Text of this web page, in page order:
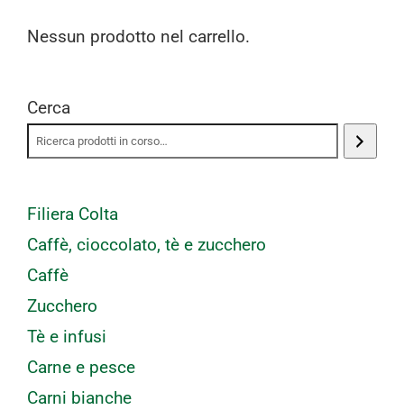
Nessun prodotto nel carrello.
Cerca
Filiera Colta
Caffè, cioccolato, tè e zucchero
Caffè
Zucchero
Tè e infusi
Carne e pesce
Carni bianche